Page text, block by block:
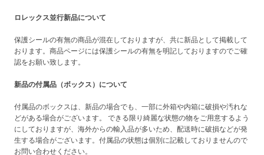
ロレックス並行新品について
保護シールの有無の商品が混在しておりますが、共に新品として掲載して
おります。商品ページには保護シールの有無を明記しておりますのでご確
認をお願い致します。
新品の付属品（ボックス）について
付属品のボックスは、新品の場合でも、一部に外箱や内箱に破損や汚れな
どがある場合がございます。 できる限り綺麗な状態の物をご用意するよう
にしておりますが、海外からの輸入品が多いため、配送時に破損などが発
生する場合がございます。付属品の状態は個別に記載しておりませんので
お問い合わせください。